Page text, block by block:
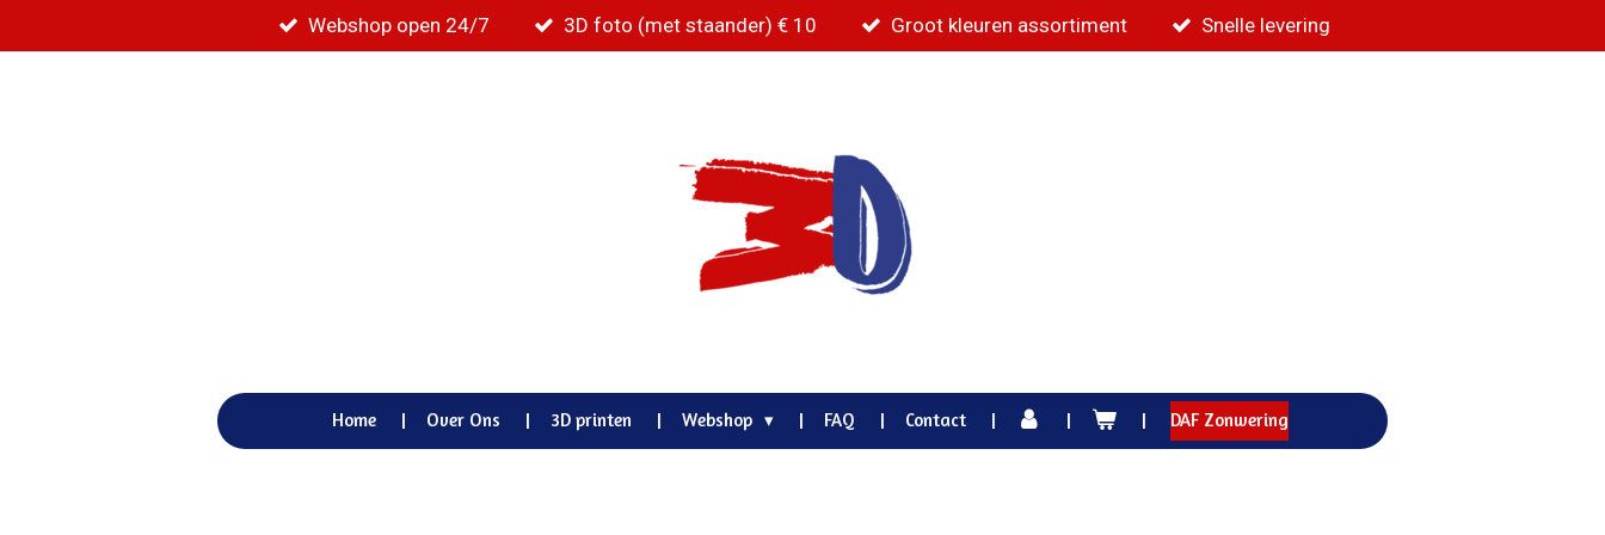
direct
Webshop open 24/7 3D foto (met staander) € 10 Groot kleuren assortiment Snelle levering
Home Over Ons 3D printen Webshop FAQ Contact DAF Zonwering